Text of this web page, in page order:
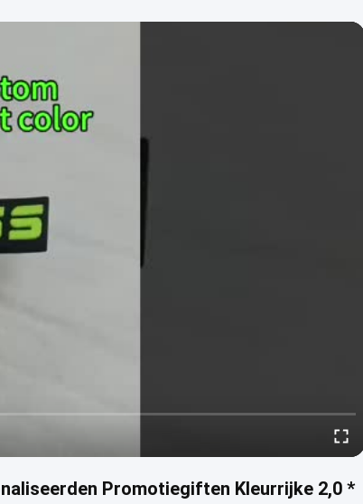
Promotiegiften Kleurrijke 2,0 *